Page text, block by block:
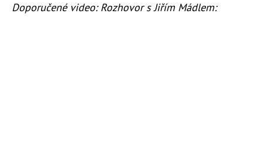
Doporučené video: Rozhovor s Jiřím Mádlem: